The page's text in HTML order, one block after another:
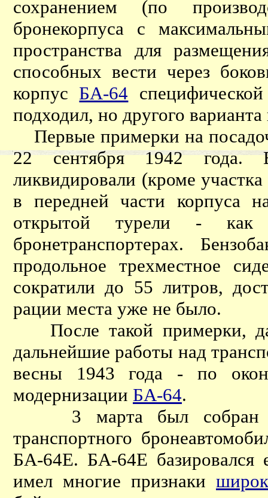
сохранением (по
бронекорпуса с
пространства для
способных вести через
корпус БА-64
подходил, но другого
Первые примерки на
22 сентября 1942 года.
ликвидировали (кроме
в передней части корпуса
открытой турели - как
бронетранспортерах.
продольное трехместное
сократили до 55 литров,
рации места уже не было.
После такой примерки,
дальнейшие работы над
весны 1943 года - по
модернизации БА-64.
3 марта был собран
транспортного
БА-64Е. БА-64Е
имел многие признаки